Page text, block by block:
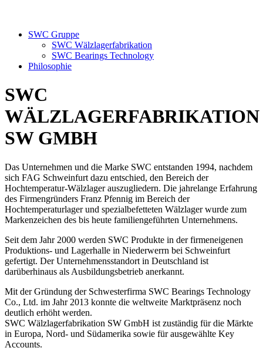
SWC Gruppe
SWC Wälzlagerfabrikation
SWC Bearings Technology
Philosophie
SWC
WÄLZLAGERFABRIKATION
SW GMBH
Das Unternehmen und die Marke SWC entstanden 1994, nachdem
sich FAG Schweinfurt dazu entschied, den Bereich der
Hochtemperatur-Wälzlager auszugliedern. Die jahrelange Erfahrung
des Firmengründers Franz Pfennig im Bereich der
Hochtemperaturlager und spezialbefetteten Wälzlager wurde zum
Markenzeichen des bis heute familiengeführten Unternehmens.
Seit dem Jahr 2000 werden SWC Produkte in der firmeneigenen
Produktions- und Lagerhalle in Niederwerrn bei Schweinfurt
gefertigt. Der Unternehmensstandort in Deutschland ist
darüberhinaus als Ausbildungsbetrieb anerkannt.
Mit der Gründung der Schwesterfirma SWC Bearings Technology
Co., Ltd. im Jahr 2013 konnte die weltweite Marktpräsenz noch
deutlich erhöht werden.
SWC Wälzlagerfabrikation SW GmbH ist zuständig für die Märkte
in Europa, Nord- und Südamerika sowie für ausgewählte Key
Accounts.